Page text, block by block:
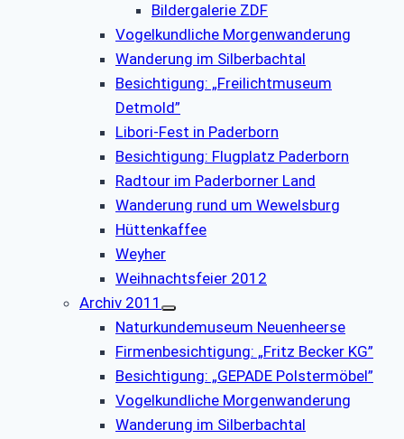
Bildergalerie ZDF
Vogelkundliche Morgenwanderung
Wanderung im Silberbachtal
Besichtigung: „Freilichtmuseum
Detmold”
Libori-Fest in Paderborn
Besichtigung: Flugplatz Paderborn
Radtour im Paderborner Land
Wanderung rund um Wewelsburg
Hüttenkaffee
Weyher
Weihnachtsfeier 2012
Archiv 2011
Naturkundemuseum Neuenheerse
Firmenbesichtigung: „Fritz Becker KG”
Besichtigung: „GEPADE Polstermöbel”
Vogelkundliche Morgenwanderung
Wanderung im Silberbachtal